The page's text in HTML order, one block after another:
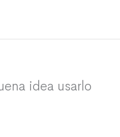
idea usarlo